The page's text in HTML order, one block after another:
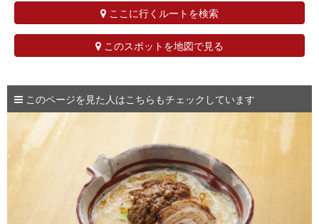
ここに行くルートを検索
このスポットを地図で見る
このページを見た人はこちらもチェックしています